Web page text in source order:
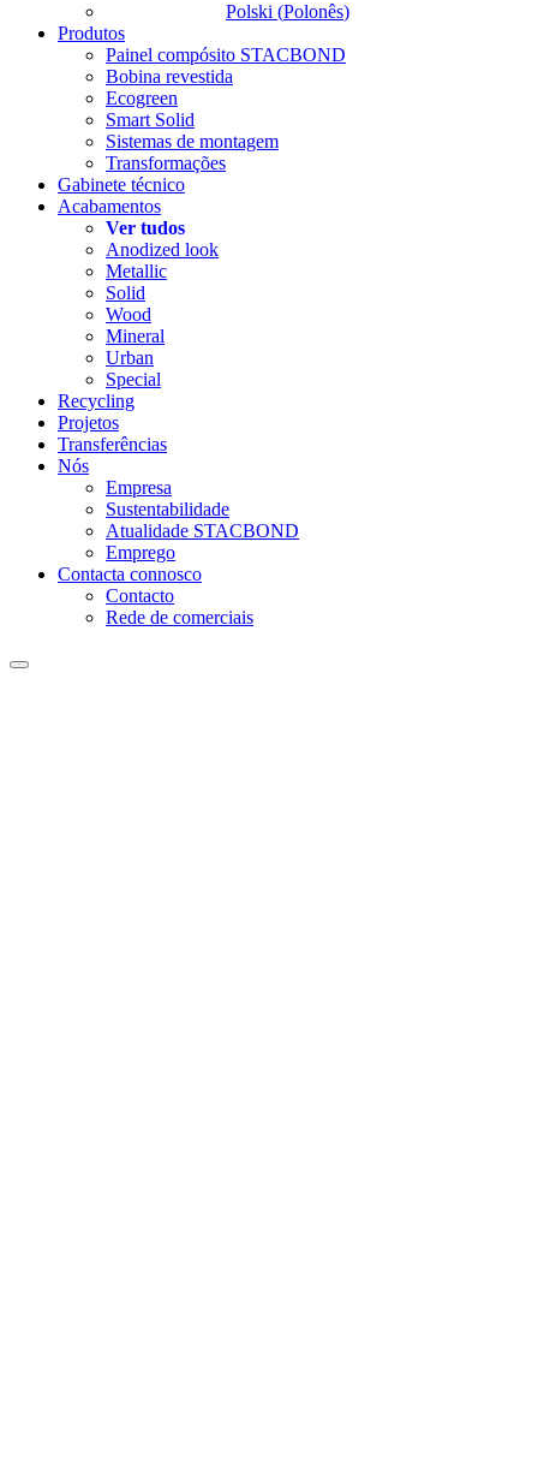
Polski (Polonês)
Produtos
Painel compósito STACBOND
Bobina revestida
Ecogreen
Smart Solid
Sistemas de montagem
Transformações
Gabinete técnico
Acabamentos
Ver tudos
Anodized look
Metallic
Solid
Wood
Mineral
Urban
Special
Recycling
Projetos
Transferências
Nós
Empresa
Sustentabilidade
Atualidade STACBOND
Emprego
Contacta connosco
Contacto
Rede de comerciais